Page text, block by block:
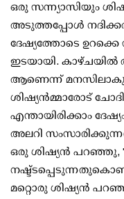
ഒരു സന്ന്യാസിയും
അടുത്തപ്പോൾ
ദേഷ്യത്തോടെ
ഇടയായി.
ആണെന്ന് മനസിലാകും.
ശിഷ്യൻമ്മാരോട്
എന്തായിരിക്കാം
അലറി
ഒരു ശിഷ്യൻ പറഞ്ഞു,
മറ്റൊരു ശിഷ്യൻ